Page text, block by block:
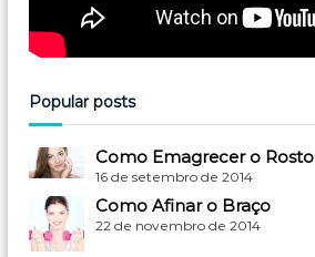
Popular posts
Como Emagrecer o Rosto
16 de setembro de 2014
Como Afinar o Braço
22 de novembro de 2014